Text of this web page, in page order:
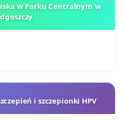
w Parku Centralnym w
i szczepionki HPV